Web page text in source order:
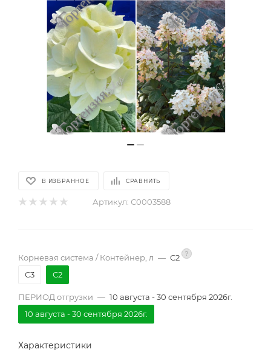
В ИЗБРАННОЕ СРАВНИТЬ
Артикул: С0003588
Корневая система / Контейнер, л — С2 ?
С3 С2
ПЕРИОД отгрузки — 10 августа - 30 сентября 2026г.
10 августа - 30 сентября 2026г.
Характеристики